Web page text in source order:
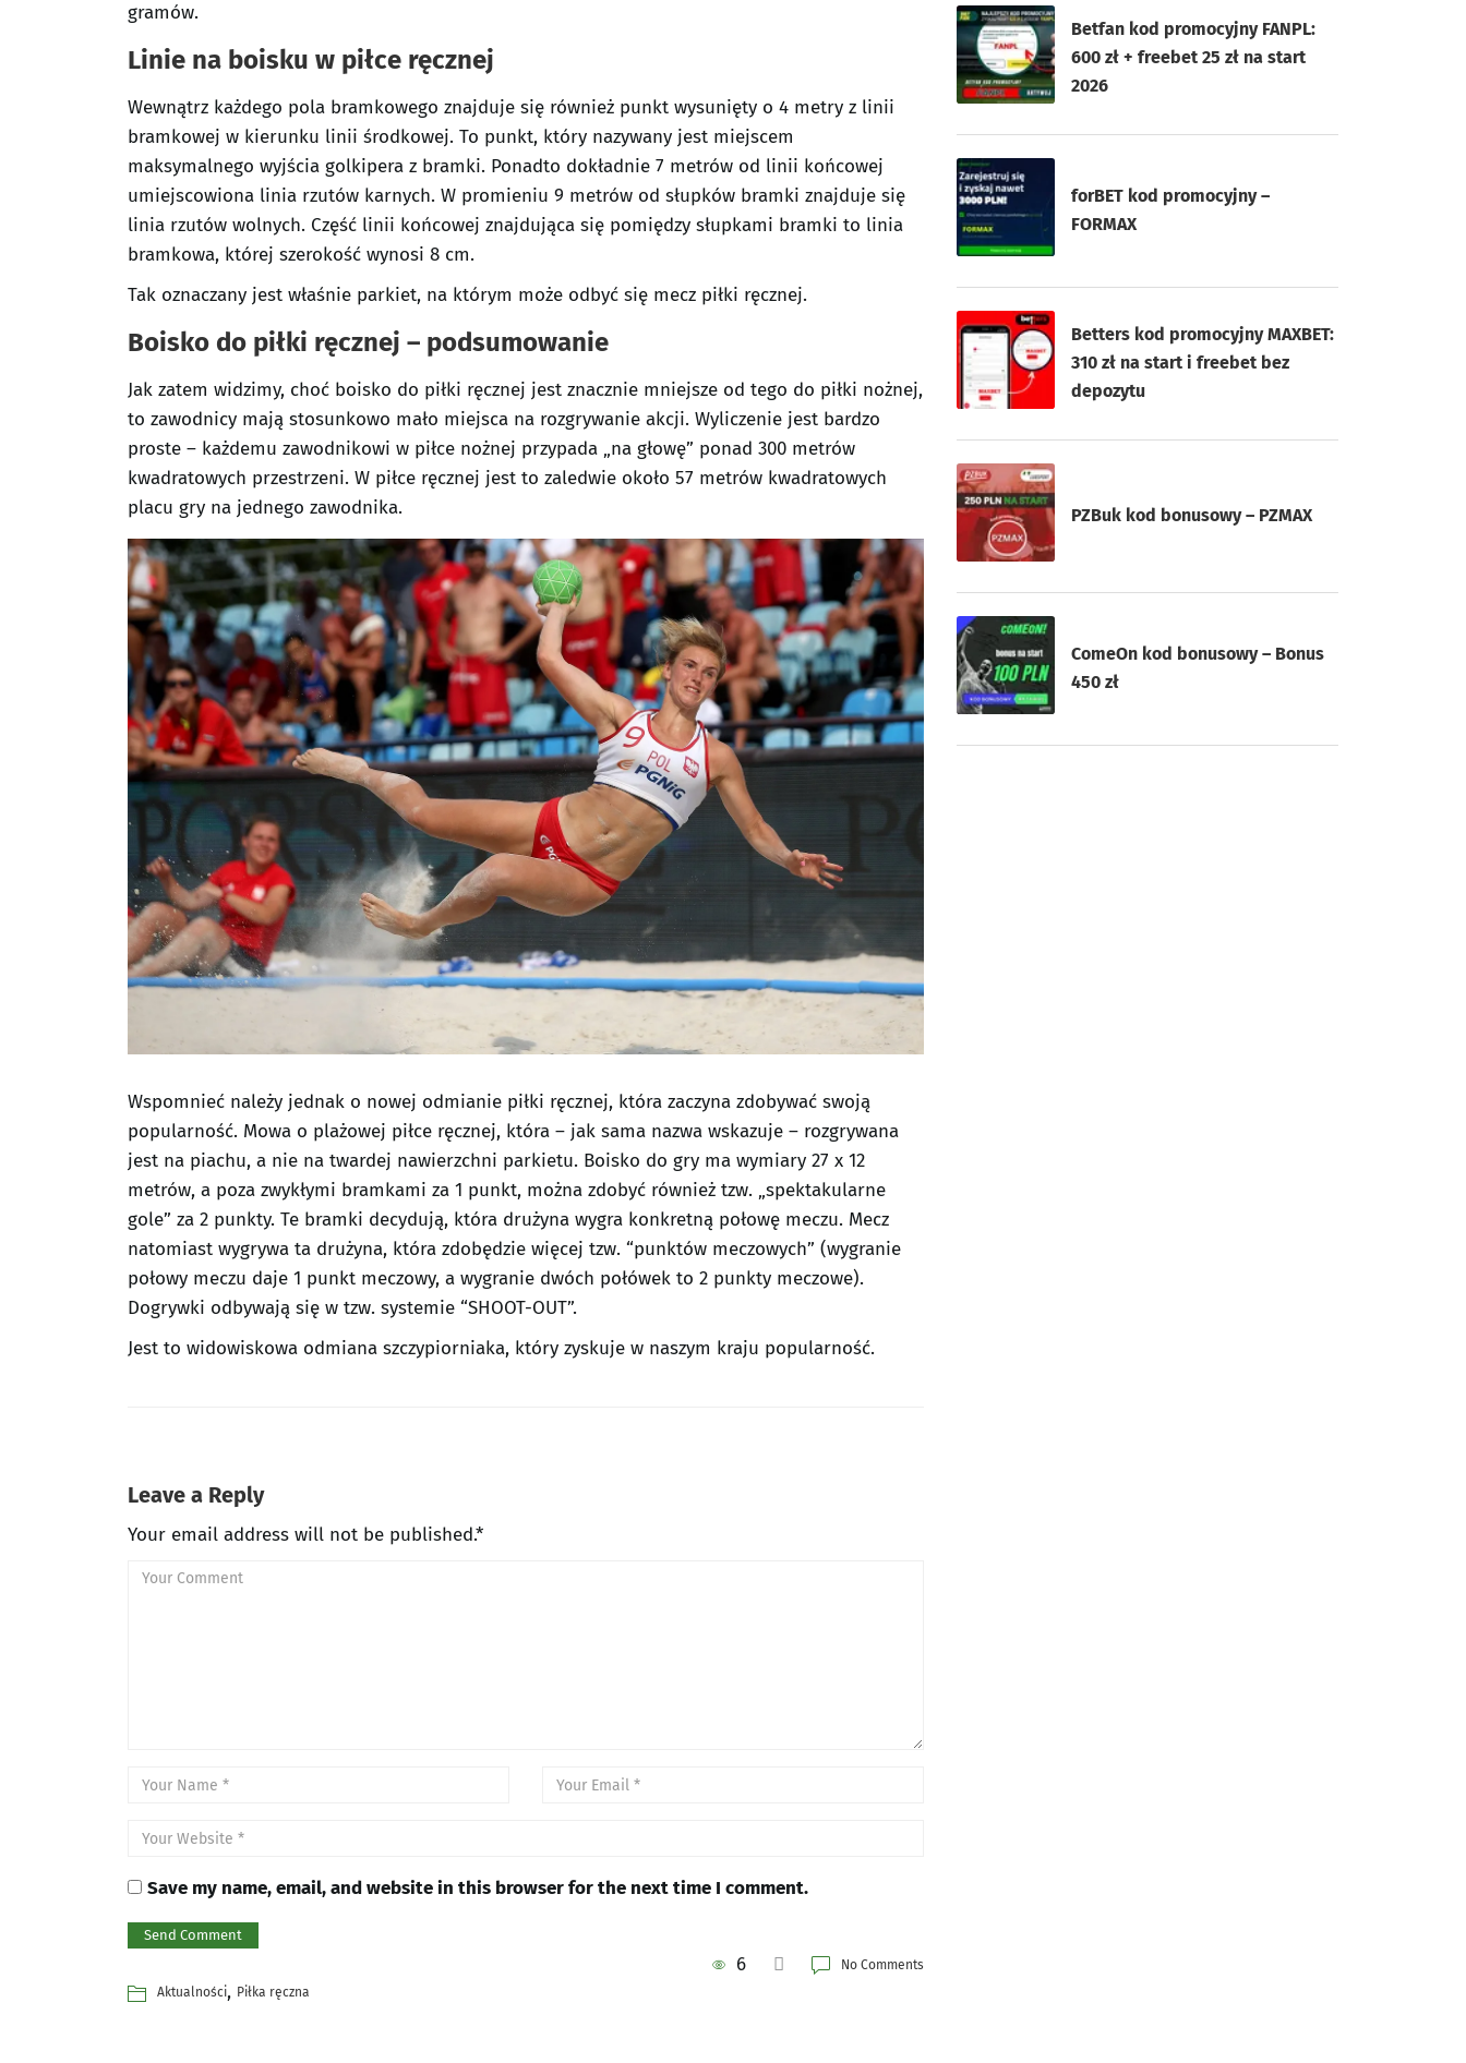
gramów.
Linie na boisku w piłce ręcznej
Wewnątrz każdego pola bramkowego znajduje się również punkt wysunięty o 4 metry z linii
bramkowej w kierunku linii środkowej. To punkt, który nazywany jest miejscem
maksymalnego wyjścia golkipera z bramki. Ponadto dokładnie 7 metrów od linii końcowej
umiejscowiona linia rzutów karnych. W promieniu 9 metrów od słupków bramki znajduje się
linia rzutów wolnych. Część linii końcowej znajdująca się pomiędzy słupkami bramki to linia
bramkowa, której szerokość wynosi 8 cm.
Tak oznaczany jest właśnie parkiet, na którym może odbyć się mecz piłki ręcznej.
Boisko do piłki ręcznej – podsumowanie
Jak zatem widzimy, choć boisko do piłki ręcznej jest znacznie mniejsze od tego do piłki nożnej,
to zawodnicy mają stosunkowo mało miejsca na rozgrywanie akcji. Wyliczenie jest bardzo
proste – każdemu zawodnikowi w piłce nożnej przypada „na głowę” ponad 300 metrów
kwadratowych przestrzeni. W piłce ręcznej jest to zaledwie około 57 metrów kwadratowych
placu gry na jednego zawodnika.
Wspomnieć należy jednak o nowej odmianie piłki ręcznej, która zaczyna zdobywać swoją
popularność. Mowa o plażowej piłce ręcznej, która – jak sama nazwa wskazuje – rozgrywana
jest na piachu, a nie na twardej nawierzchni parkietu. Boisko do gry ma wymiary 27 x 12
metrów, a poza zwykłymi bramkami za 1 punkt, można zdobyć również tzw. „spektakularne
gole” za 2 punkty. Te bramki decydują, która drużyna wygra konkretną połowę meczu. Mecz
natomiast wygrywa ta drużyna, która zdobędzie więcej tzw. “punktów meczowych” (wygranie
połowy meczu daje 1 punkt meczowy, a wygranie dwóch połówek to 2 punkty meczowe).
Dogrywki odbywają się w tzw. systemie “SHOOT-OUT”.
Jest to widowiskowa odmiana szczypiorniaka, który zyskuje w naszym kraju popularność.
Leave a Reply
Your email address will not be published.*
Save my name, email, and website in this browser for the next time I comment.
6
No Comments
Aktualności, Piłka ręczna
Betfan kod promocyjny FANPL:
600 zł + freebet 25 zł na start
2026
forBET kod promocyjny –
FORMAX
Betters kod promocyjny MAXBET:
310 zł na start i freebet bez
depozytu
PZBuk kod bonusowy – PZMAX
ComeOn kod bonusowy – Bonus
450 zł